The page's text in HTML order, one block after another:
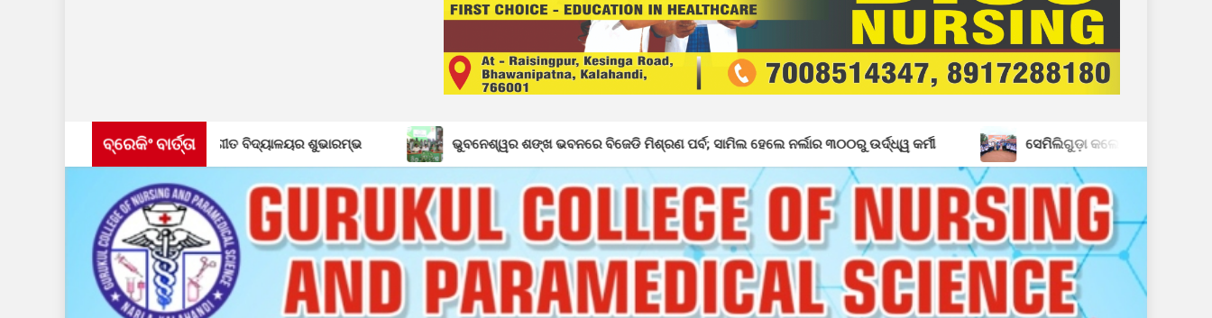
ବ୍ରେକିଂ ବାର୍ତ୍ତା
ଓ ସଙ୍ଗୀତ ବିଦ୍ୟାଳୟର ଶୁଭାରମ୍ଭ ଭୁବନେଶ୍ୱର ଶଙ୍ଖ ଭବନରେ ବିଜେଡି ମିଶ୍ରଣ ପର୍ବ; ସାମିଲ ହେଲେ ନର୍ଲାର ୩୦୦ରୁ ଉର୍ଦ୍ଧ୍ୱ କର୍ମୀ ସେମିଲିଗୁଡ଼ା କଲେଜର ୪୧ତମ ପ୍ରତିଷ୍ଠା ଦିବସ